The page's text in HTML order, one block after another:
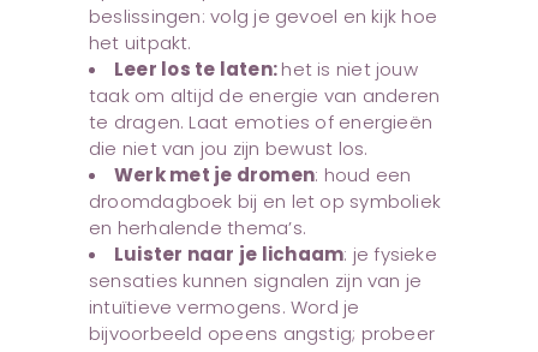
beslissingen: volg je gevoel en kijk hoe
het uitpakt.
Leer los te laten:het is niet jouw
taak om altijd de energie van anderen
te dragen. Laat emoties of energieën
die niet van jou zijn bewust los.
Werk met je dromen: houd een
droomdagboek bij en let op symboliek
en herhalende thema’s.
Luister naar je lichaam: je fysieke
sensaties kunnen signalen zijn van je
intuïtieve vermogens. Word je
bijvoorbeeld opeens angstig; probeer